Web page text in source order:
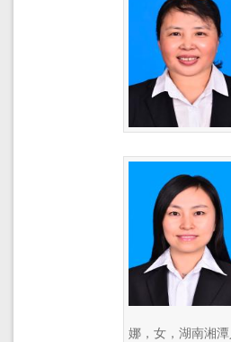
娜，女，湖南湘潭